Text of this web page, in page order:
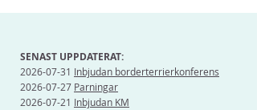
SENAST UPPDATERAT:
2026-07-31 Inbjudan borderterrierkonferens
2026-07-27 Parningar
2026-07-21 Inbjudan KM